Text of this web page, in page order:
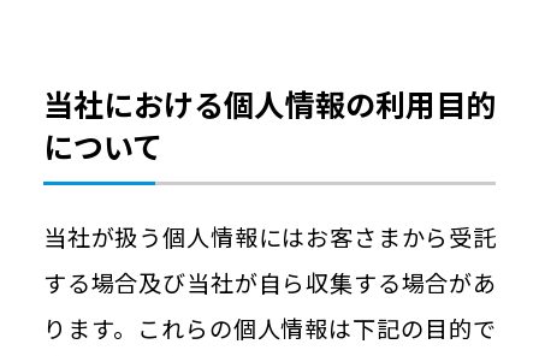
当社における個人情報の利用目的
について
当社が扱う個人情報にはお客さまから受託
する場合及び当社が自ら収集する場合があ
ります。これらの個人情報は下記の目的で